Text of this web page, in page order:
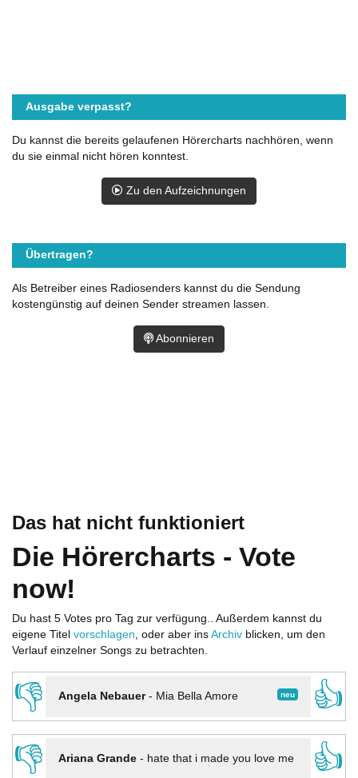
Das hat nicht funktioniert
Die Hörercharts - Vote
now!
Du hast 5 Votes pro Tag zur verfügung.. Außerdem kannst du
eigene Titel vorschlagen, oder aber ins Archiv blicken, um den
Verlauf einzelner Songs zu betrachten.
👎 neu
Angela Nebauer- Mia Bella Amore
👍
👎
Ariana Grande- hate that i made you love me
👍
Ausgabe verpasst?
Du kannst die bereits gelaufenen Hörercharts nachhören, wenn
du sie einmal nicht hören konntest.
Zu den Aufzeichnungen
Übertragen?
Als Betreiber eines Radiosenders kannst du die Sendung
kostengünstig auf deinen Sender streamen lassen.
Abonnieren